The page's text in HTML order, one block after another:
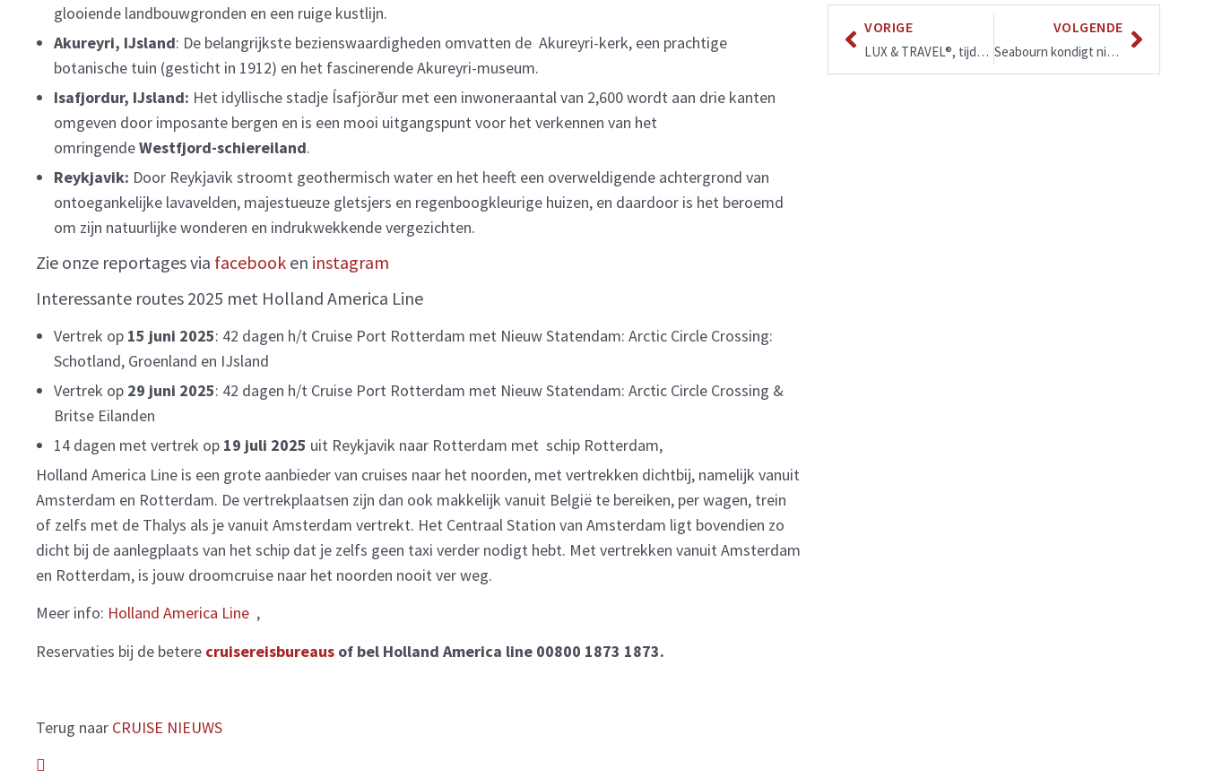
glooiende landbouwgronden en een ruige kustlijn.
Akureyri, IJsland: De belangrijkste bezienswaardigheden omvatten de Akureyri-kerk, een prachtige
botanische tuin (gesticht in 1912) en het fascinerende Akureyri-museum.
Isafjordur, IJsland: Het idyllische stadje Ísafjörður met een inwoneraantal van 2,600 wordt aan drie kanten
omgeven door imposante bergen en is een mooi uitgangspunt voor het verkennen van het
omringendeWestfjord-schiereiland.
Reykjavik: Door Reykjavik stroomt geothermisch water en het heeft een overweldigende achtergrond van
ontoegankelijke lavavelden, majestueuze gletsjers en regenboogkleurige huizen, en daardoor is het beroemd
om zijn natuurlijke wonderen en indrukwekkende vergezichten.
Zie onze reportages via facebook en instagram
Interessante routes 2025 met Holland America Line
Vertrek op 15 juni 2025: 42 dagen h/t Cruise Port Rotterdam met Nieuw Statendam: Arctic Circle Crossing:
Schotland, Groenland en IJsland
Vertrek op 29 juni 2025: 42 dagen h/t Cruise Port Rotterdam met Nieuw Statendam: Arctic Circle Crossing &
Britse Eilanden
14 dagen met vertrek op 19 juli 2025 uit Reykjavik naar Rotterdam met schip Rotterdam,
Holland America Line is een grote aanbieder van cruises naar het noorden, met vertrekken dichtbij, namelijk vanuit
Amsterdam en Rotterdam. De vertrekplaatsen zijn dan ook makkelijk vanuit België te bereiken, per wagen, trein
of zelfs met de Thalys als je vanuit Amsterdam vertrekt. Het Centraal Station van Amsterdam ligt bovendien zo
dicht bij de aanlegplaats van het schip dat je zelfs geen taxi verder nodigt hebt. Met vertrekken vanuit Amsterdam
en Rotterdam, is jouw droomcruise naar het noorden nooit ver weg.
Meer info: Holland America Line ,
Reservaties bij de betere cruisereisbureaus of bel Holland America line 00800 1873 1873.
Terug naar CRUISE NIEUWS
VORIGE
LUX & TRAVEL®, tijdschrift, bijzondere reizen
VOLGENDE
Seabourn kondigt nieuwe culinaire ervaring “Solis” aan.